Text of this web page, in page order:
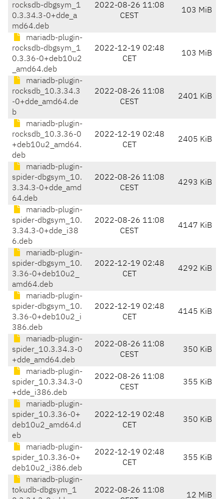
rocksdb-dbgsym_1
0.3.34.3-0+dde_a
md64.deb
2022-08-26 11:08
CEST
103 MiB
mariadb-plugin-
rocksdb-dbgsym_1
0.3.36-0+deb10u2
_amd64.deb
2022-12-19 02:48
CET
103 MiB
mariadb-plugin-
rocksdb_10.3.34.3
-0+dde_amd64.de
b
2022-08-26 11:08
CEST
2401 KiB
mariadb-plugin-
rocksdb_10.3.36-0
+deb10u2_amd64.
deb
2022-12-19 02:48
CET
2405 KiB
mariadb-plugin-
spider-dbgsym_10.
3.34.3-0+dde_amd
64.deb
2022-08-26 11:08
CEST
4293 KiB
mariadb-plugin-
spider-dbgsym_10.
3.34.3-0+dde_i38
6.deb
2022-08-26 11:08
CEST
4147 KiB
mariadb-plugin-
spider-dbgsym_10.
3.36-0+deb10u2_
amd64.deb
2022-12-19 02:48
CET
4292 KiB
mariadb-plugin-
spider-dbgsym_10.
3.36-0+deb10u2_i
386.deb
2022-12-19 02:48
CET
4145 KiB
mariadb-plugin-
spider_10.3.34.3-0
+dde_amd64.deb
2022-08-26 11:08
CEST
350 KiB
mariadb-plugin-
spider_10.3.34.3-0
+dde_i386.deb
2022-08-26 11:08
CEST
355 KiB
mariadb-plugin-
spider_10.3.36-0+
deb10u2_amd64.d
eb
2022-12-19 02:48
CET
350 KiB
mariadb-plugin-
spider_10.3.36-0+
deb10u2_i386.deb
2022-12-19 02:48
CET
355 KiB
mariadb-plugin-
tokudb-dbgsym_1
2022-08-26 11:08
12 MiB